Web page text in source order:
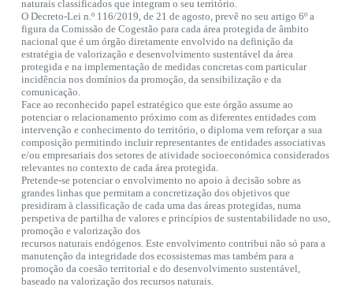
naturais classificados que integram o seu território.
O Decreto-Lei n.º 116/2019, de 21 de agosto, prevê no seu artigo 6º a
figura da Comissão de Cogestão para cada área protegida de âmbito
nacional que é um órgão diretamente envolvido na definição da
estratégia de valorização e desenvolvimento sustentável da área
protegida e na implementação de medidas concretas com particular
incidência nos domínios da promoção, da sensibilização e da
comunicação.
Face ao reconhecido papel estratégico que este órgão assume ao
potenciar o relacionamento próximo com as diferentes entidades com
intervenção e conhecimento do território, o diploma vem reforçar a sua
composição permitindo incluir representantes de entidades associativas
e/ou empresariais dos setores de atividade socioeconómica considerados
relevantes no contexto de cada área protegida.
Pretende-se potenciar o envolvimento no apoio à decisão sobre as
grandes linhas que permitam a concretização dos objetivos que
presidiram à classificação de cada uma das áreas protegidas, numa
perspetiva de partilha de valores e princípios de sustentabilidade no uso,
promoção e valorização dos
recursos naturais endógenos. Este envolvimento contribui não só para a
manutenção da integridade dos ecossistemas mas também para a
promoção da coesão territorial e do desenvolvimento sustentável,
baseado na valorização dos recursos naturais.